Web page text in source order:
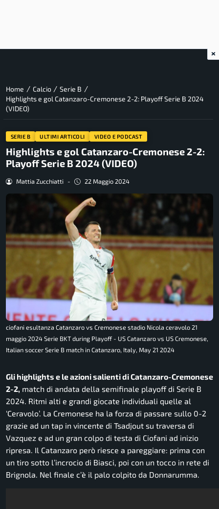
Home / Calcio / Serie B /
Highlights e gol Catanzaro-Cremonese 2-2: Playoff Serie B 2024
(VIDEO)
SERIE B ULTIMI ARTICOLI VIDEO E PODCAST
Highlights e gol Catanzaro-Cremonese 2-2:
Playoff Serie B 2024 (VIDEO)
Mattia Zucchiatti - 22 Maggio 2024
ciofani esultanza Catanzaro vs Cremonese stadio Nicola ceravolo 21
maggio 2024 Serie BKT during Playoff - US Catanzaro vs US Cremonese,
Italian soccer Serie B match in Catanzaro, Italy, May 21 2024
Gli highlights e le azioni salienti di Catanzaro-Cremonese
2-2, match di andata della semifinale playoff di Serie B
2024. Ritmi alti e grandi giocate individuali quelle al
‘Ceravolo’. La Cremonese ha la forza di passare sullo 0-2
grazie ad un tap in vincente di Tsadjout su traversa di
Vazquez e ad un gran colpo di testa di Ciofani ad inizio
ripresa. Il Catanzaro però riesce a pareggiare: prima con
un tiro sotto l’incrocio di Biasci, poi con un tocco in rete di
Brignola. Nel finale c’è il palo colpito da Donnarumma.
×